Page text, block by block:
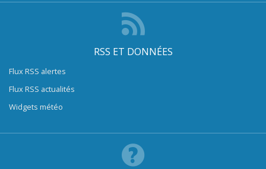
RSS ET DONNÉES
Flux RSS alertes
Flux RSS actualités
Widgets météo